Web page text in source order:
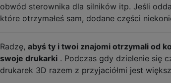
obwód sterownika dla silników itp. Jeśli
które otrzymałeś sam, dodane części
Radzę, abyś ty i twoi znajomi otrzymali od
swoje drukarki . Podczas gdy dzielenie się
drukarek 3D razem z przyjaciółmi jest